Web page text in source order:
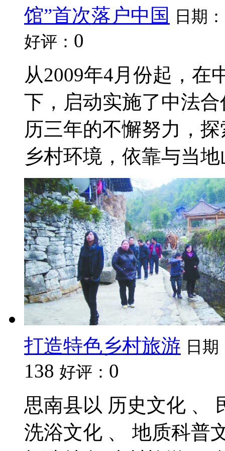
馆”首次落户中国
日期：
好评： 0
从2009年4月份起，在
下，启动实施了中法
历三年的不懈努力，
乡村环境，依靠与当
打造特色乡村旅游 日期
138 好评： 0
思南县以 历史文化 、
洗浴文化 、 地质科普